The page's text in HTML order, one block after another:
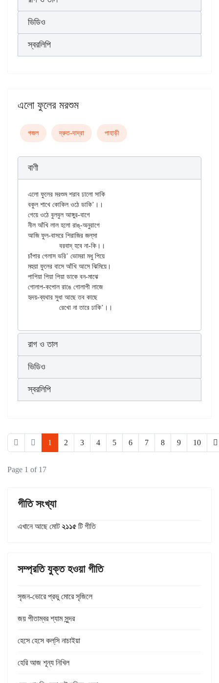
ভিডিও
স্বরলিপি
এলো ফুলের মরশুম
গজল দ্রুত-দাদ্‌রা পাহাড়ী
বাণী
এলো ফুলের মরশুম শরাব ঢালো সাকি
বকুল শাখে কোকিল ওঠে ডাকি’।।
গেয়ে ওঠে বুলবুল আঙ্গুর-বাগে
নীল আঁখি লাল হলো রাঙ্-অনুরাগে
আজি ফুল-বাসরে শিরাজির জল্‌সা
চাঁপার গেলাস ভরি’ ভোমরা মধু পিয়ে
মহুয়া ফুলের বাসে আঁখি আসে ঝিমিয়ে।
পাপিয়া পিয়া পিয়া ডাকে বন-মাঝে
গোলাপ-কপোল রাঙে গোলাপী লাজে
হৃদয়-ব্যথার সুধা আছে তব কাছে
রাগ ও তাল
ভিডিও
স্বরলিপি
1 2 3 4 5 6 7 8 9 10
Page 1 of 17
গীতি সংখ্যা
এখানে আছে মোট২১১৫ টি গীতি
সম্প্রতি যুক্ত হওয়া গীতি
সৃজন-ভোরে প্রভু মোরে সৃজিলে
জয় পীতাম্বর শ্যাম সুন্দর
হেসে হেসে কল্‌সি নাচাইয়া
হেরি আজ শূন্য নিখিল